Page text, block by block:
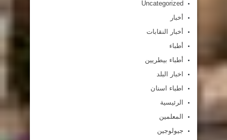
Uncategorized
أخبار
أخبار النقابات
أطباء
أطباء بيطريين
اخبار البلد
اطباء اسنان
الرئيسية
المعلمين
جيولوجين